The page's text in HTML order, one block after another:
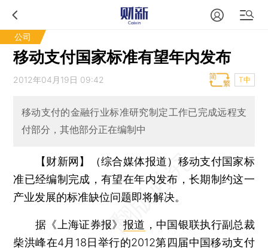
公司
移动支付国家标准有望年内发布
2012年04月19日 09:42 T中
移动支付的金融行业标准研究制定工作已完成远程支
付部分，其他部分正在编制中
【财新网】（综合媒体报道） 移动支付国家标
准已经编制完成，有望在年内发布，长期制约这一
产业发展的标准缺位问题即将解决。
据《上海证券报》 报道 ，中国银联执行副总裁
柴洪峰在4月18日举行的2012第四届中国移动支付